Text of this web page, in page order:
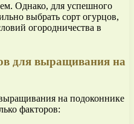
Однако, для успешного
выбрать сорт огурцов,
огородничества в
для выращивания на
на подоконнике
факторов: